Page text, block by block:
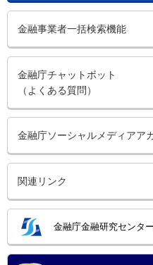
金融事業者一括検索機能
金融庁チャットボット
（よくある質問）
金融庁ソーシャルメディアア
関連リンク
金融庁金融研究センター